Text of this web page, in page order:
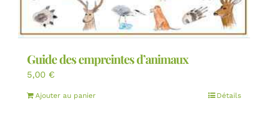
Guide des empreintes d’animaux
5,00 €
Ajouter au panier Détails